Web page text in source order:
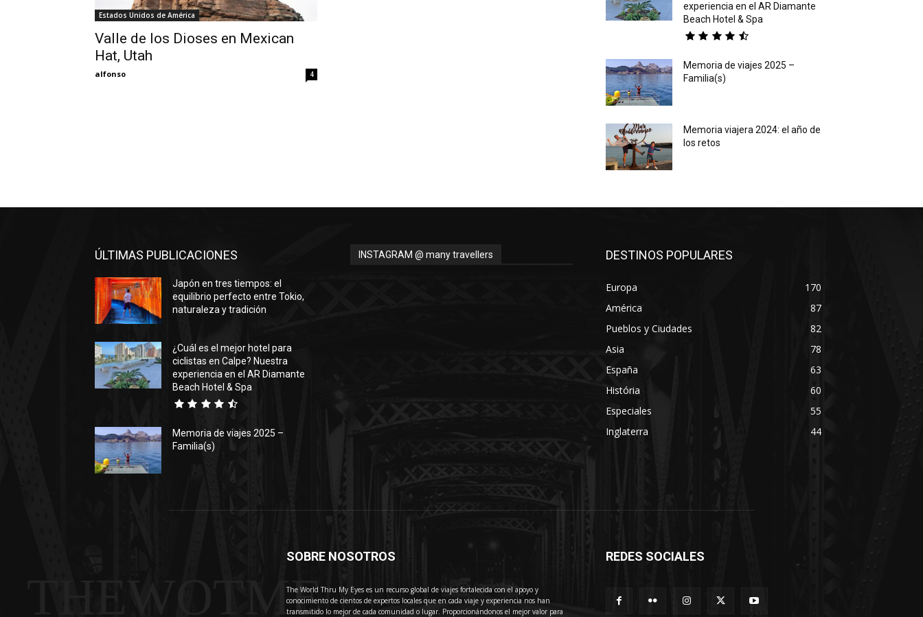
Estados Unidos de América
Valle de los Dioses en Mexican
Hat, Utah
alfonso 4
experiencia en el AR Diamante
Beach Hotel & Spa
Memoria de viajes 2025 –
Familia(s)
Memoria viajera 2024: el año de
los retos
ÚLTIMAS PUBLICACIONES
Japón en tres tiempos: el
equilibrio perfecto entre Tokio,
naturaleza y tradición
¿Cuál es el mejor hotel para
ciclistas en Calpe? Nuestra
experiencia en el AR Diamante
Beach Hotel & Spa
Memoria de viajes 2025 –
Familia(s)
INSTAGRAM @ many travellers DESTINOS POPULARES
Europa
170
América
87
Pueblos y Ciudades
82
Asia
78
España
63
História
60
Especiales
55
Inglaterra
44
THEWOTME
SOBRE NOSOTROS
The World Thru My Eyes es un recurso global de viajes fortalecida con el apoyo y
conocimiento de cientos de expertos locales que en cada viaje y experiencia nos han
transmitido lo mejor de cada comunidad o lugar. Proporcionándonos el mejor valor para
REDES SOCIALES